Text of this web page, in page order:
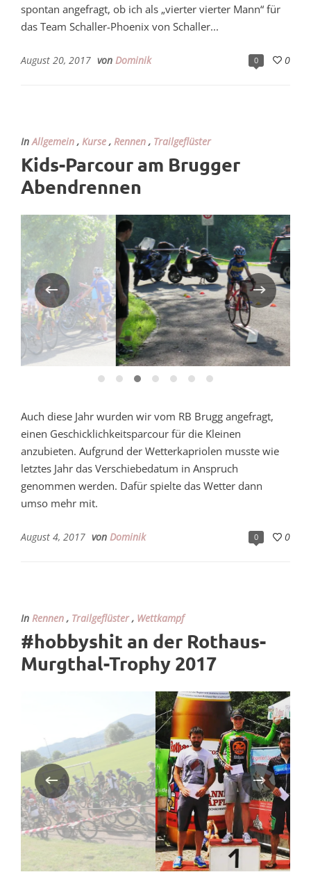
spontan angefragt, ob ich als „vierter vierter Mann“ für
das Team Schaller-Phoenix von Schaller...
0 0
August 20, 2017 von Dominik
InAllgemein , Kurse , Rennen , Trailgeflüster
Kids-Parcour am Brugger
Abendrennen
Auch diese Jahr wurden wir vom RB Brugg angefragt,
einen Geschicklichkeitsparcour für die Kleinen
anzubieten. Aufgrund der Wetterkapriolen musste wie
letztes Jahr das Verschiebedatum in Anspruch
genommen werden. Dafür spielte das Wetter dann
umso mehr mit.
0 0
August 4, 2017 von Dominik
In Rennen , Trailgeflüster, Wettkampf
#hobbyshit an der Rothaus-
Murgthal-Trophy 2017